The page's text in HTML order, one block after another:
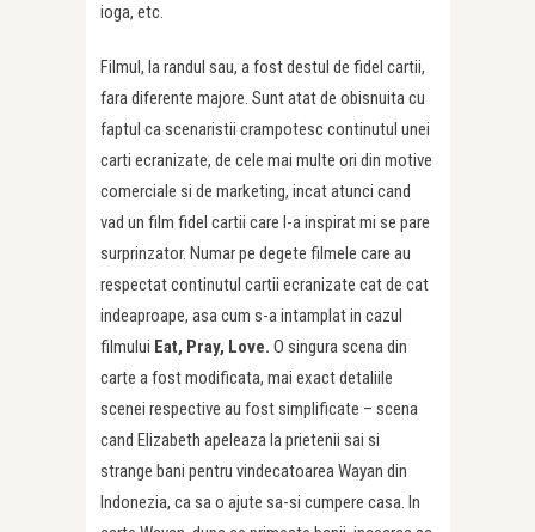
ioga, etc.
Filmul, la randul sau, a fost destul de fidel cartii,
fara diferente majore. Sunt atat de obisnuita cu
faptul ca scenaristii crampotesc continutul unei
carti ecranizate, de cele mai multe ori din motive
comerciale si de marketing, incat atunci cand
vad un film fidel cartii care l-a inspirat mi se pare
surprinzator. Numar pe degete filmele care au
respectat continutul cartii ecranizate cat de cat
indeaproape, asa cum s-a intamplat in cazul
filmului Eat, Pray, Love. O singura scena din
carte a fost modificata, mai exact detaliile
scenei respective au fost simplificate – scena
cand Elizabeth apeleaza la prietenii sai si
strange bani pentru vindecatoarea Wayan din
Indonezia, ca sa o ajute sa-si cumpere casa. In